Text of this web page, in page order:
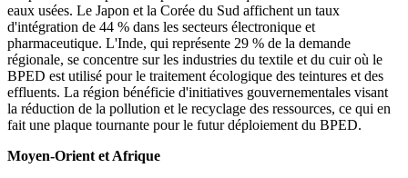
eaux usées. Le Japon et la Corée du Sud affichent un taux
d'intégration de 44 % dans les secteurs électronique et
pharmaceutique. L'Inde, qui représente 29 % de la demande
régionale, se concentre sur les industries du textile et du cuir où le
BPED est utilisé pour le traitement écologique des teintures et des
effluents. La région bénéficie d'initiatives gouvernementales visant
la réduction de la pollution et le recyclage des ressources, ce qui en
fait une plaque tournante pour le futur déploiement du BPED.
Moyen-Orient et Afrique